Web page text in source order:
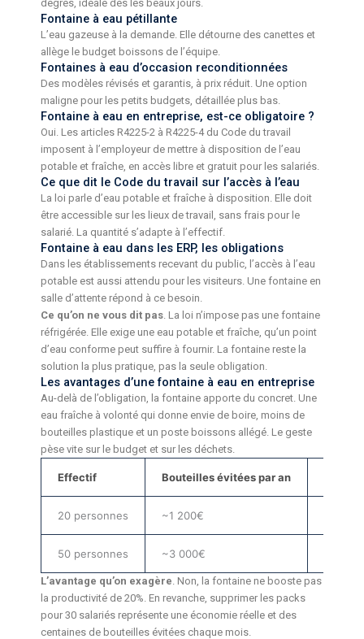
degrés, idéale dès les beaux jours.
Fontaine à eau pétillante
L’eau gazeuse à la demande. Elle détourne des canettes et
allège le budget boissons de l’équipe.
Fontaines à eau d’occasion reconditionnées
Des modèles révisés et garantis, à prix réduit. Une option
maligne pour les petits budgets, détaillée plus bas.
Fontaine à eau en entreprise, est-ce obligatoire ?
Oui. Les articles R4225-2 à R4225-4 du Code du travail
imposent à l’employeur de mettre à disposition de l’eau
potable et fraîche, en accès libre et gratuit pour les salariés.
Ce que dit le Code du travail sur l’accès à l’eau
La loi parle d’eau potable et fraîche à disposition. Elle doit
être accessible sur les lieux de travail, sans frais pour le
salarié. La quantité s’adapte à l’effectif.
Fontaine à eau dans les ERP, les obligations
Dans les établissements recevant du public, l’accès à l’eau
potable est aussi attendu pour les visiteurs. Une fontaine en
salle d’attente répond à ce besoin.
Ce qu’on ne vous dit pas. La loi n’impose pas une fontaine
réfrigérée. Elle exige une eau potable et fraîche, qu’un point
d’eau conforme peut suffire à fournir. La fontaine reste la
solution la plus pratique, pas la seule obligation.
Les avantages d’une fontaine à eau en entreprise
Au-delà de l’obligation, la fontaine apporte du concret. Une
eau fraîche à volonté qui donne envie de boire, moins de
bouteilles plastique et un poste boissons allégé. Le geste
pèse vite sur le budget et sur les déchets.
Effectif Bouteilles évitées par an
20 personnes ~1 200€
50 personnes ~3 000€
L’avantage qu’on exagère . Non, la fontaine ne booste pas
la productivité de 20%. En revanche, supprimer les packs
pour 30 salariés représente une économie réelle et des
centaines de bouteilles évitées chaque mois.